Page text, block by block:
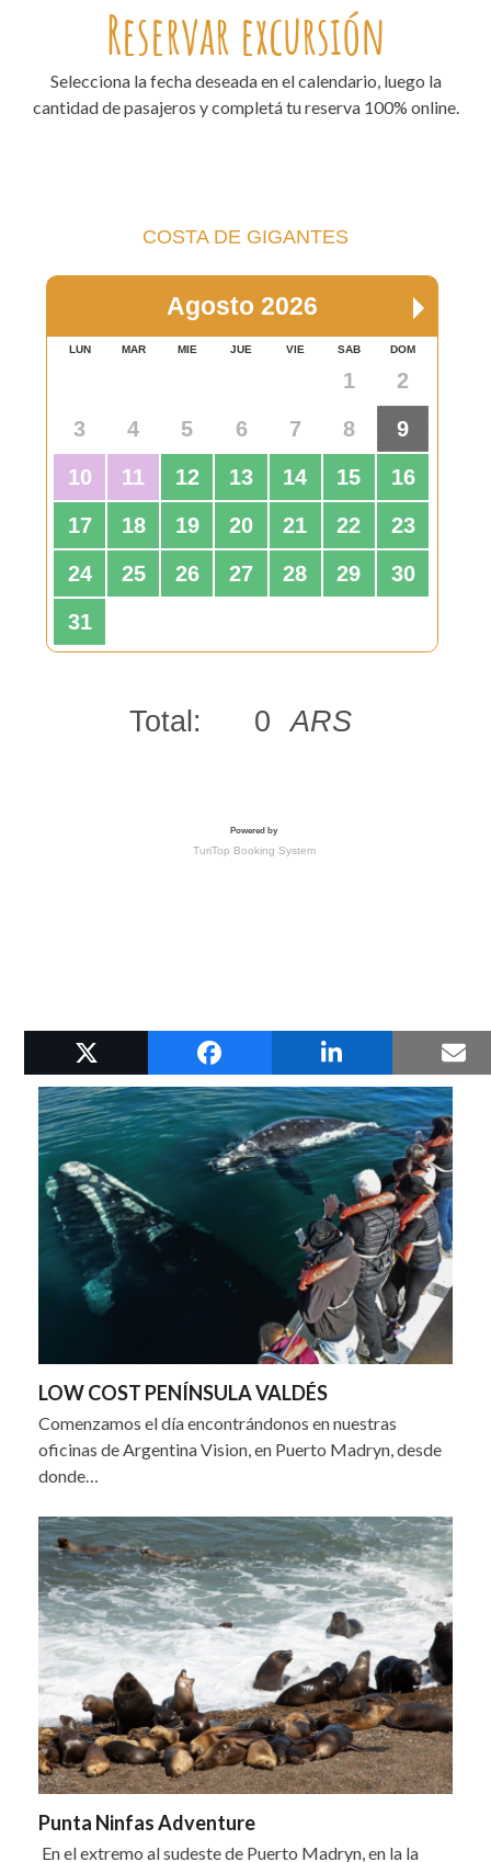
Reservar excursión
Selecciona la fecha deseada en el calendario, luego la
cantidad de pasajeros y completá tu reserva 100% online.
Relacionadas
LOW COST PENÍNSULA VALDÉS
Comenzamos el día encontrándonos en nuestras
oficinas de Argentina Vision, en Puerto Madryn, desde
donde…
Punta Ninfas Adventure
En el extremo al sudeste de Puerto Madryn, en la la